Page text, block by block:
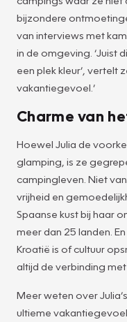
bijzondere
van interviews met
in de omgeving. ‘Juist
een plek kleur’, vertelt
vakantiegevoel.’
Charme van
Hoewel Julia de
glamping, is ze
campingleven. Niet
vrijheid en
Spaanse kust bij haar
meer dan 25 landen.
Kroatië is of cultuur
altijd de verbinding
Meer weten over
ultieme